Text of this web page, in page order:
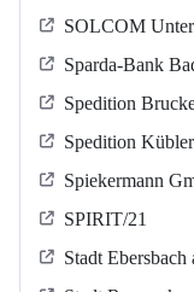
SOLCOM
Sparda-Bank
Spedition
Spedition
Spiekermann
SPIRIT/21
Stadt Ebersbach